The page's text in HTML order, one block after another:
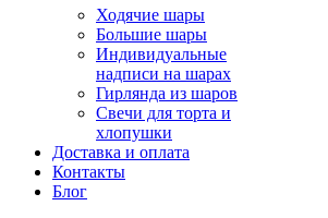
Ходячие шары
Большие шары
Индивидуальные
надписи на шарах
Гирлянда из шаров
Свечи для торта и
хлопушки
Доставка и оплата
Контакты
Блог